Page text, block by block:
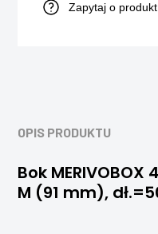
Zapytaj o produkt
OPIS PRODUKTU
Bok
M (91 mm),